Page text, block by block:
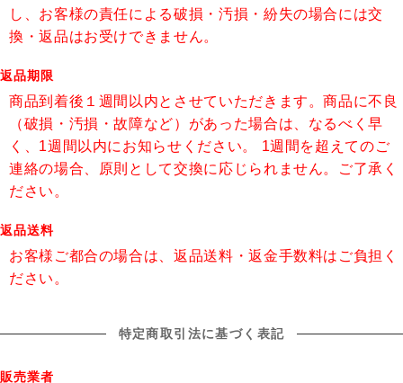
し、お客様の責任による破損・汚損・紛失の場合には交
換・返品はお受けできません。
返品期限
商品到着後１週間以内とさせていただきます。商品に不良
（破損・汚損・故障など）があった場合は、なるべく早
く、1週間以内にお知らせください。 1週間を超えてのご
連絡の場合、原則として交換に応じられません。ご了承く
ださい。
返品送料
お客様ご都合の場合は、返品送料・返金手数料はご負担く
ださい。
特定商取引法に基づく表記
販売業者